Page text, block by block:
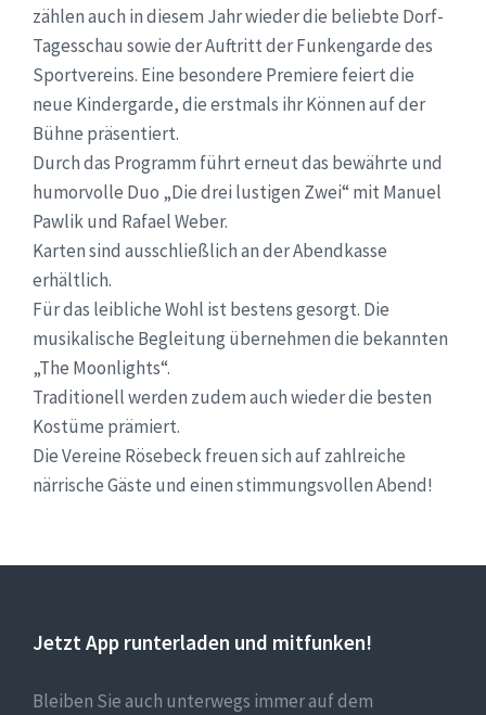
zählen auch in diesem Jahr wieder die beliebte Dorf-
Tagesschau sowie der Auftritt der Funkengarde des
Sportvereins. Eine besondere Premiere feiert die
neue Kindergarde, die erstmals ihr Können auf der
Bühne präsentiert.
Durch das Programm führt erneut das bewährte und
humorvolle Duo „Die drei lustigen Zwei“ mit Manuel
Pawlik und Rafael Weber.
Karten sind ausschließlich an der Abendkasse
erhältlich.
Für das leibliche Wohl ist bestens gesorgt. Die
musikalische Begleitung übernehmen die bekannten
„The Moonlights“.
Traditionell werden zudem auch wieder die besten
Kostüme prämiert.
Die Vereine Rösebeck freuen sich auf zahlreiche
närrische Gäste und einen stimmungsvollen Abend!
Jetzt App runterladen und mitfunken!
Bleiben Sie auch unterwegs immer auf dem